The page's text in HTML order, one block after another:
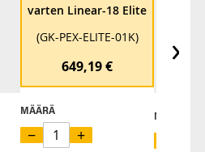
varten Linear-18 Elite
(GK-PEX-ELITE-01K)
649,19 €
MÄÄRÄ
− +
(GK-
MÄÄRÄ
›